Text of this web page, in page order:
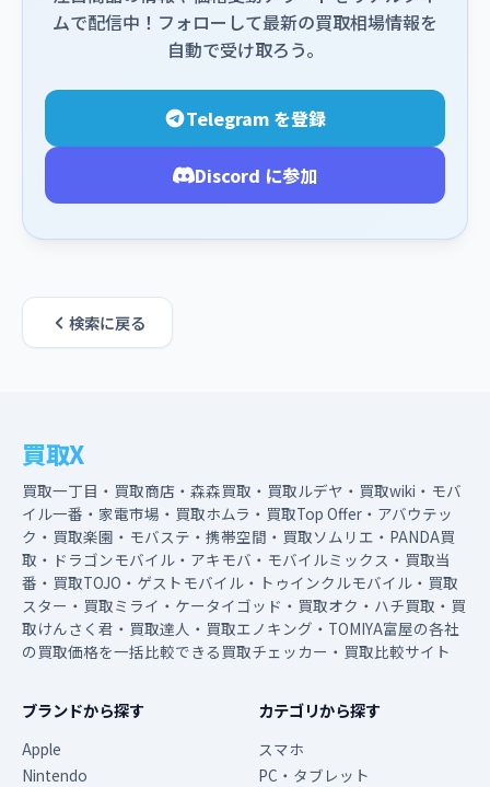
ムで配信中！フォローして最新の買取相場情報を
自動で受け取ろう。
Telegram を登録
Discord に参加
検索に戻る
買取X
買取一丁目・買取商店・森森買取・買取ルデヤ・買取wiki・モバ
イル一番・家電市場・買取ホムラ・買取Top Offer・アバウテッ
ク・買取楽園・モバステ・携帯空間・買取ソムリエ・PANDA買
取・ドラゴンモバイル・アキモバ・モバイルミックス・買取当
番・買取TOJO・ゲストモバイル・トゥインクルモバイル・買取
スター・買取ミライ・ケータイゴッド・買取オク・ハチ買取・買
取けんさく君・買取達人・買取エノキング・TOMIYA富屋の各社
の買取価格を一括比較できる買取チェッカー・買取比較サイト
ブランドから探す
Apple
Nintendo
カテゴリから探す
スマホ
PC・タブレット